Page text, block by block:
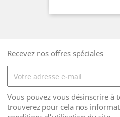
Recevez nos offres spéciales
Vous pouvez vous désinscrire à
trouverez pour cela nos